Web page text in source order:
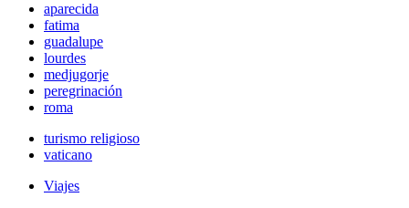
aparecida
fatima
guadalupe
lourdes
medjugorje
peregrinación
roma
turismo religioso
vaticano
Viajes